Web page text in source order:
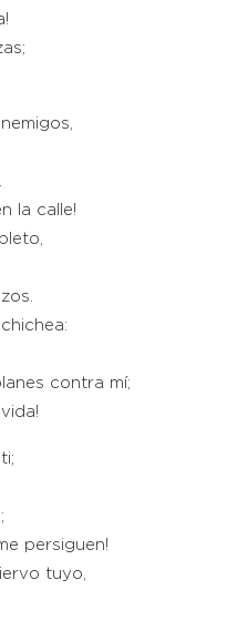
la calle!
contra mí;
persiguen!
tuyo,